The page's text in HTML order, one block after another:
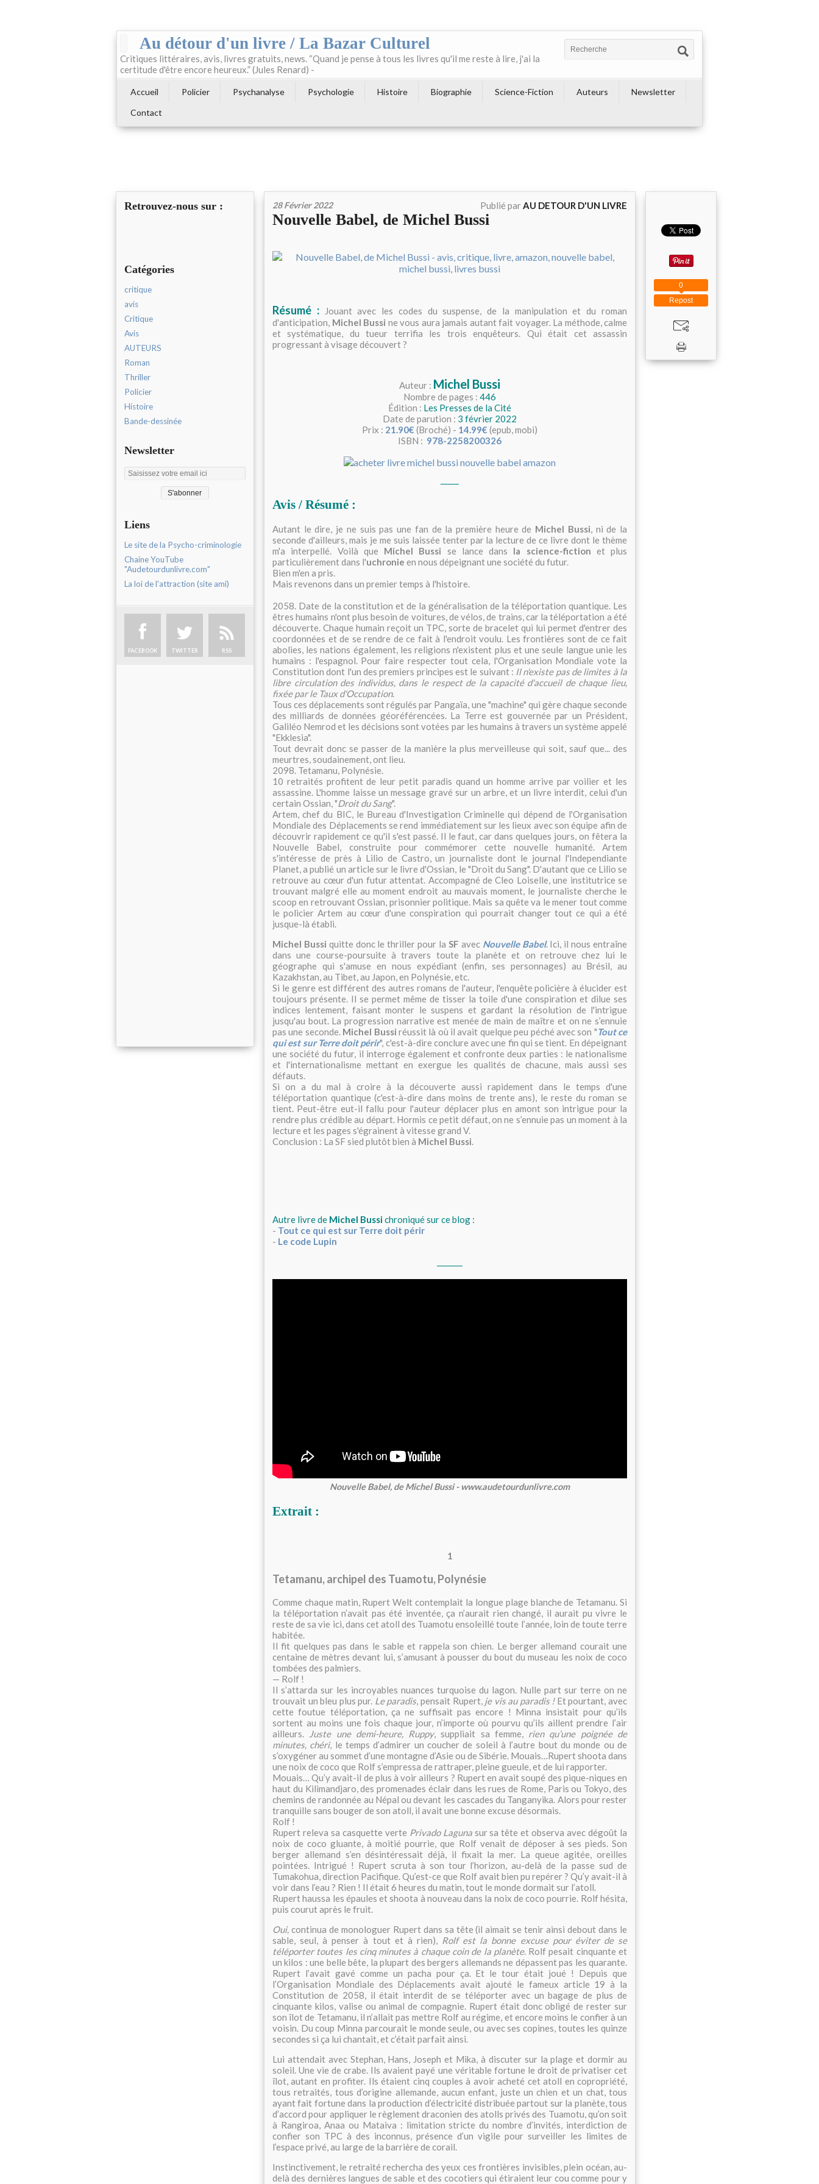
Au détour d'un livre / La Bazar Culturel
Critiques littéraires, avis, livres gratuits, news. “Quand je pense à tous les livres qu'il me reste à lire, j'ai la
certitude d'être encore heureux.” (Jules Renard) -
Accueil Policier Psychanalyse Psychologie Histoire Biographie Science-Fiction Auteurs
Newsletter
Contact
Retrouvez-nous sur :
Catégories
critique
avis
Critique
Avis
AUTEURS
Roman
Thriller
Policier
Histoire
Bande-dessinée
Newsletter
Liens
Le site de la Psycho-criminologie
Chaine YouTube
"Audetourdunlivre.com"
La loi de l'attraction (site ami)
FACEBOOK TWITTER RSS
28 Février 2022 Publié parAU DETOUR D'UN LIVRE
Nouvelle Babel, de Michel Bussi
Résumé :
Jouant avec les codes du suspense, de la manipulation et du roman
d'anticipation, Michel Bussi ne vous aura jamais autant fait voyager. La méthode, calme
et systématique, du tueur terrifia les trois enquêteurs. Qui était cet assassin
progressant à visage découvert ?
Auteur : Michel Bussi
Nombre de pages : 446
Édition : Les Presses de la Cité
Date de parution : 3 février 2022
Prix : 21.90€ (Broché) - 14.99€ (epub, mobi)
ISBN : 978-2258200326
Avis / Résumé :
Autant le dire, je ne suis pas une fan de la première heure de Michel Bussi, ni de la
seconde d'ailleurs, mais je me suis laissée tenter par la lecture de ce livre dont le thème
m'a interpellé. Voilà que Michel Bussi se lance dans la science-fiction et plus
particulièrement dans l'uchronie en nous dépeignant une société du futur.
Bien m'en a pris.
Mais revenons dans un premier temps à l'histoire.
2058. Date de la constitution et de la généralisation de la téléportation quantique. Les
êtres humains n'ont plus besoin de voitures, de vélos, de trains, car la téléportation a été
découverte. Chaque humain reçoit un TPC, sorte de bracelet qui lui permet d'entrer des
coordonnées et de se rendre de ce fait à l'endroit voulu. Les frontières sont de ce fait
abolies, les nations également, les religions n'existent plus et une seule langue unie les
humains : l'espagnol. Pour faire respecter tout cela, l'Organisation Mondiale vote la
Constitution dont l'un des premiers principes est le suivant : Il n'existe pas de limites à la
libre circulation des individus, dans le respect de la capacité d'accueil de chaque lieu,
fixée par le Taux d'Occupation.
Tous ces déplacements sont régulés par Pangaïa, une "machine" qui gère chaque seconde
des milliards de données géoréférencées. La Terre est gouvernée par un Président,
Galiléo Nemrod et les décisions sont votées par les humains à travers un système appelé
"Ekklesia".
Tout devrait donc se passer de la manière la plus merveilleuse qui soit, sauf que... des
meurtres, soudainement, ont lieu.
2098. Tetamanu, Polynésie.
10 retraités profitent de leur petit paradis quand un homme arrive par voilier et les
assassine. L'homme laisse un message gravé sur un arbre, et un livre interdit, celui d'un
certain Ossian, "Droit du Sang".
Artem, chef du BIC, le Bureau d'Investigation Criminelle qui dépend de l'Organisation
Mondiale des Déplacements se rend immédiatement sur les lieux avec son équipe afin de
découvrir rapidement ce qu'il s'est passé. Il le faut, car dans quelques jours, on fêtera la
Nouvelle Babel, construite pour commémorer cette nouvelle humanité. Artem
s'intéresse de près à Lilio de Castro, un journaliste dont le journal l'Independiante
Planet, a publié un article sur le livre d'Ossian, le "Droit du Sang". D'autant que ce Lilio se
retrouve au cœur d'un futur attentat. Accompagné de Cleo Loiselle, une institutrice se
trouvant malgré elle au moment endroit au mauvais moment, le journaliste cherche le
scoop en retrouvant Ossian, prisonnier politique. Mais sa quête va le mener tout comme
le policier Artem au cœur d'une conspiration qui pourrait changer tout ce qui a été
jusque-là établi.
Michel Bussi quitte donc le thriller pour la SF avec Nouvelle Babel. Ici, il nous entraîne
dans une course-poursuite à travers toute la planète et on retrouve chez lui le
géographe qui s'amuse en nous expédiant (enfin, ses personnages) au Brésil, au
Kazakhstan, au Tibet, au Japon, en Polynésie, etc.
Si le genre est différent des autres romans de l'auteur, l'enquête policière à élucider est
toujours présente. Il se permet même de tisser la toile d'une conspiration et dilue ses
indices lentement, faisant monter le suspens et gardant la résolution de l'intrigue
jusqu'au bout. La progression narrative est menée de main de maître et on ne s’ennuie
pas une seconde. Michel Bussi réussit là où il avait quelque peu péché avec son "Tout ce
qui est sur Terre doit périr", c'est-à-dire conclure avec une fin qui se tient. En dépeignant
une société du futur, il interroge également et confronte deux parties : le nationalisme
et l'internationalisme mettant en exergue les qualités de chacune, mais aussi ses
défauts.
Si on a du mal à croire à la découverte aussi rapidement dans le temps d'une
téléportation quantique (c'est-à-dire dans moins de trente ans), le reste du roman se
tient. Peut-être eut-il fallu pour l'auteur déplacer plus en amont son intrigue pour la
rendre plus crédible au départ. Hormis ce petit défaut, on ne s’ennuie pas un moment à la
lecture et les pages s'égrainent à vitesse grand V.
Conclusion : La SF sied plutôt bien à Michel Bussi.
Autre livre de Michel Bussichroniqué sur ce blog :
- Tout ce qui est sur Terre doit périr
- Le code Lupin
Nouvelle Babel, de Michel Bussi - www.audetourdunlivre.com
Extrait :
1
Tetamanu, archipel des Tuamotu, Polynésie
Comme chaque matin, Rupert Welt contemplait la longue plage blanche de Tetamanu. Si
la téléportation n’avait pas été inventée, ça n’aurait rien changé, il aurait pu vivre le
reste de sa vie ici, dans cet atoll des Tuamotu ensoleillé toute l’année, loin de toute terre
habitée.
Il fit quelques pas dans le sable et rappela son chien. Le berger allemand courait une
centaine de mètres devant lui, s’amusant à pousser du bout du museau les noix de coco
tombées des palmiers.
— Rolf !
Il s’attarda sur les incroyables nuances turquoise du lagon. Nulle part sur terre on ne
trouvait un bleu plus pur. Le paradis, pensait Rupert, je vis au paradis !Et pourtant, avec
cette foutue téléportation, ça ne suffisait pas encore ! Minna insistait pour qu’ils
sortent au moins une fois chaque jour, n’importe où pourvu qu’ils aillent prendre l’air
ailleurs.
Juste une demi-heure, Ruppy, suppliait sa femme, rien qu’une poignée de
minutes, chéri, le temps d’admirer un coucher de soleil à l’autre bout du monde ou de
s’oxygéner au sommet d’une montagne d’Asie ou de Sibérie. Mouais…Rupert shoota dans
une noix de coco que Rolf s’empressa de rattraper, pleine gueule, et de lui rapporter.
Mouais… Qu’y avait-il de plus à voir ailleurs ? Rupert en avait soupé des pique-niques en
haut du Kilimandjaro, des promenades éclair dans les rues de Rome, Paris ou Tokyo, des
chemins de randonnée au Népal ou devant les cascades du Tanganyika. Alors pour rester
tranquille sans bouger de son atoll, il avait une bonne excuse désormais.
Rolf !
Rupert releva sa casquette verte Privado Lagunasur sa tête et observa avec dégoût la
noix de coco gluante, à moitié pourrie, que Rolf venait de déposer à ses pieds. Son
berger allemand s’en désintéressait déjà, il fixait la mer. La queue agitée, oreilles
pointées. Intrigué ! Rupert scruta à son tour l’horizon, au-delà de la passe sud de
Tumakohua, direction Pacifique. Qu’est-ce que Rolf avait bien pu repérer ? Qu’y avait-il à
voir dans l’eau ? Rien ! Il était 6 heures du matin, tout le monde dormait sur l’atoll.
Rupert haussa les épaules et shoota à nouveau dans la noix de coco pourrie. Rolf hésita,
puis courut après le fruit.
Oui, continua de monologuer Rupert dans sa tête (il aimait se tenir ainsi debout dans le
sable, seul, à penser à tout et à rien), Rolf est la bonne excuse pour éviter de se
téléporter toutes les cinq minutes à chaque coin de la planète. Rolf pesait cinquante et
un kilos : une belle bête, la plupart des bergers allemands ne dépassent pas les quarante.
Rupert l’avait gavé comme un pacha pour ça. Et le tour était joué ! Depuis que
l’Organisation Mondiale des Déplacements avait ajouté le fameux article 19 à la
Constitution de 2058, il était interdit de se téléporter avec un bagage de plus de
cinquante kilos, valise ou animal de compagnie. Rupert était donc obligé de rester sur
son îlot de Tetamanu, il n’allait pas mettre Rolf au régime, et encore moins le confier à un
voisin. Du coup Minna parcourait le monde seule, ou avec ses copines, toutes les quinze
secondes si ça lui chantait, et c’était parfait ainsi.
Lui attendait avec Stephan, Hans, Joseph et Mika, à discuter sur la plage et dormir au
soleil. Une vie de crabe. Ils avaient payé une véritable fortune le droit de privatiser cet
îlot, autant en profiter. Ils étaient cinq couples à avoir acheté cet atoll en copropriété,
tous retraités, tous d’origine allemande, aucun enfant, juste un chien et un chat, tous
ayant fait fortune dans la production d’électricité distribuée partout sur la planète, tous
d’accord pour appliquer le règlement draconien des atolls privés des Tuamotu, qu’on soit
à Rangiroa, Anaa ou Mataiva : limitation stricte du nombre d’invités, interdiction de
confier son TPC à des inconnus, présence d’un vigile pour surveiller les limites de
l’espace privé, au large de la barrière de corail.
Instinctivement, le retraité rechercha des yeux ces frontières invisibles, plein océan, au-
delà des dernières langues de sable et des cocotiers qui étiraient leur cou comme pour y
Repost
0